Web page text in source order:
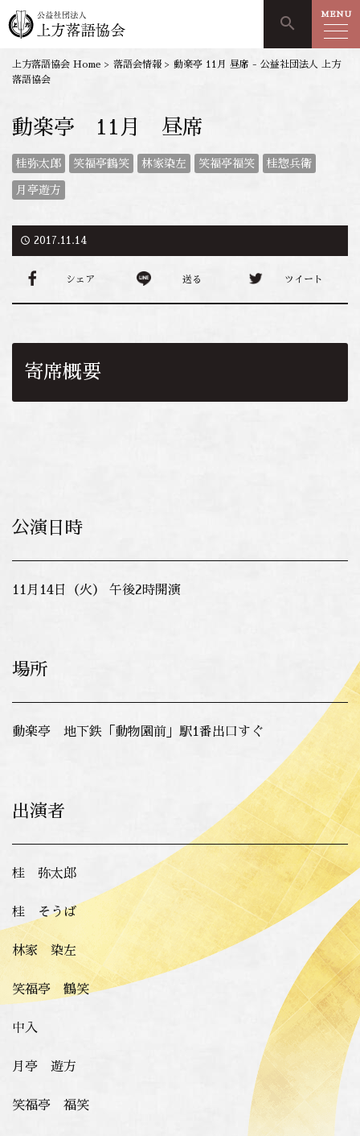
search MENU
上方落語協会 Home > 落語会情報 > 動楽亭 11月 昼席 - 公益社団法人 上方
落語協会
動楽亭 11月 昼席
桂弥太郎 笑福亭鶴笑 林家染左 笑福亭福笑 桂惣兵衛
月亭遊方
access_time 2017.11.14
シェア 送る ツイート
寄席概要
公演日時
11月14日（火） 午後2時開演
場所
動楽亭 地下鉄「動物園前」駅1番出口すぐ
出演者
桂 弥太郎
桂 そうば
林家 染左
笑福亭 鶴笑
中入
月亭 遊方
笑福亭 福笑